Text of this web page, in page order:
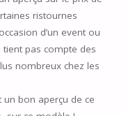
ristournes
d’un event ou
tient pas compte des
nombreux chez les
bon aperçu de ce